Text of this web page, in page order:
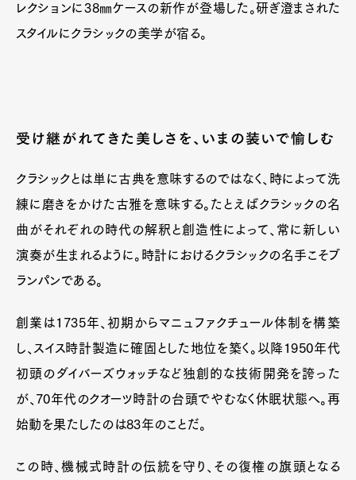
レクションに38㎜ケースの新作が登場した。研ぎ澄まされた
スタイルにクラシックの美学が宿る。
受け継がれてきた美しさを、いまの装いで愉しむ
クラシックとは単に古典を意味するのではなく、時によって洗
練に磨きをかけた古雅を意味する。たとえばクラシックの名
曲がそれぞれの時代の解釈と創造性によって、常に新しい
演奏が生まれるように。時計におけるクラシックの名手こそブ
ランパンである。
創業は1735年、初期からマニュファクチュール体制を構築
し、スイス時計製造に確固とした地位を築く。以降1950年代
初頭のダイバーズウォッチなど独創的な技術開発を誇った
が、70年代のクオーツ時計の台頭でやむなく休眠状態へ。再
始動を果たしたのは83年のことだ。
この時、機械式時計の伝統を守り、その復権の旗頭となる